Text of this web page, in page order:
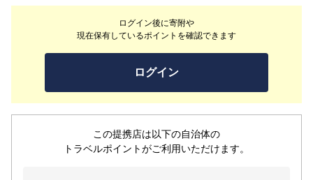
ログイン後に寄附や
現在保有しているポイントを確認できます
ログイン
この提携店は以下の自治体の
トラベルポイントがご利用いただけます。
地元の畜産品や海鮮、野菜を提供するビュッフェ形式のお
食事、同エリアホテルで屈指の充実したアクティビティ施
設を館内外に備えています。どの世代のゲストも、1日中
お楽しみいただけます。ご友人、ご家族と心弾む時間をお